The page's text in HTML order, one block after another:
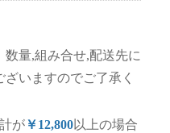
量,組み合せ,配送先に
いますのでご了承く
が￥12,800以上の場合